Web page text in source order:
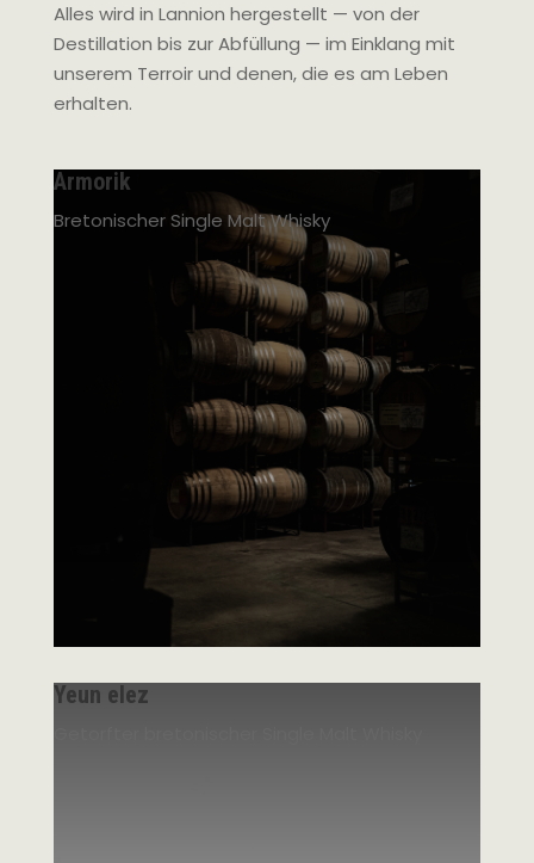
Alles wird in Lannion hergestellt — von der
Destillation bis zur Abfüllung — im Einklang mit
unserem Terroir und denen, die es am Leben
erhalten.
Armorik
Bretonischer Single Malt Whisky
Yeun elez